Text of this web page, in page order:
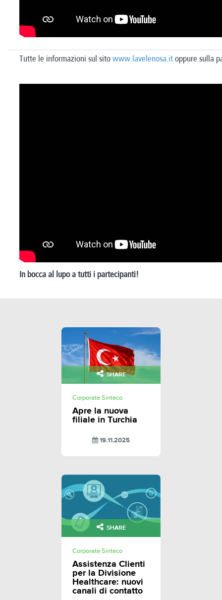
Tutte le informazioni sul sito www.lavelenosa.it oppure sulla
In bocca al lupo a tutti i partecipanti!
SHARE
Corporate Sinteco
Apre la nuova
filiale in Turchia
19.11.2025
SHARE
Corporate Sinteco
Assistenza Clienti
per la Divisione
Healthcare: nuovi
canali di contatto